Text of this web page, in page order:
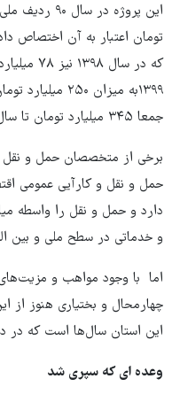
تومان اعتبار به آن اختصاص
که در
۱۳۹۹به میزان
جمعا ۳۴۵ میلیارد تومان تا سال ۱۴۰۱ به آن اختصاص پیدا کرد.
برخی از متخصصان حمل و نقل
حمل و نقل و کارآیی عمومی
دارد و حمل و نقل را واسطه
و خدماتی در سطح ملی و بین
اما با وجود مواهب و
چهارمحال و بختیاری هنوز از
این استان سال‌ها است که
وعده ای که سپری شد